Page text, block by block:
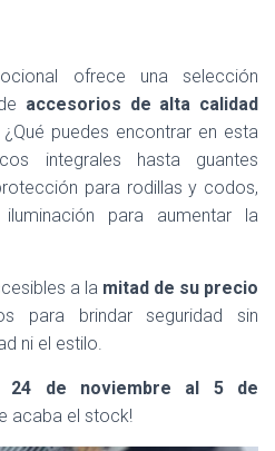
ofrece una selección
accesorios de alta calidad
puedes encontrar en esta
integrales hasta guantes
para rodillas y codos,
para aumentar la
a la mitad de su precio
para brindar seguridad sin
ni el estilo.
24 de noviembre al 5 de
acaba el stock!